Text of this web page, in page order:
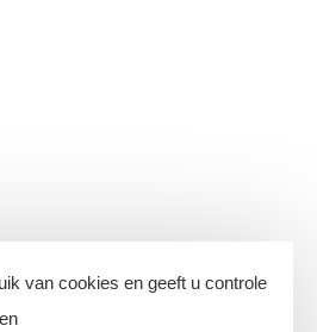
van cookies en geeft u controle